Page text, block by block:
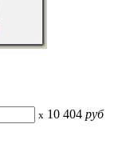
x 10 404 руб